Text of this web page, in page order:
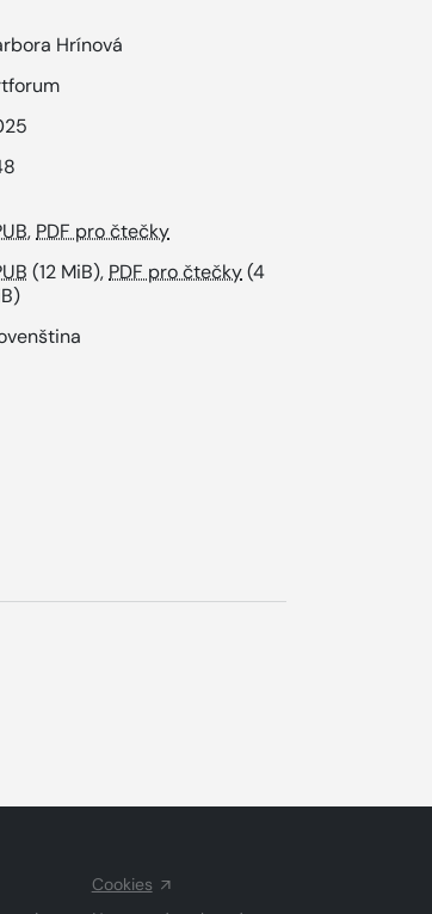
Hrínová
, PDF pro čtečky
(12 MiB), PDF pro čtečky(4
Cookies